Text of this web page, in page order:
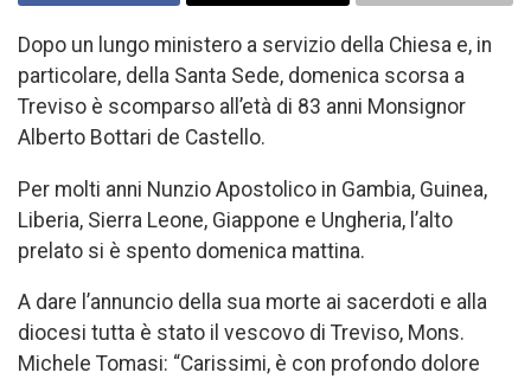
Dopo un lungo ministero a servizio della Chiesa e, in
particolare, della Santa Sede, domenica scorsa a
Treviso è scomparso all’età di 83 anni Monsignor
Alberto Bottari de Castello.
Per molti anni Nunzio Apostolico in Gambia, Guinea,
Liberia, Sierra Leone, Giappone e Ungheria, l’alto
prelato si è spento domenica mattina.
A dare l’annuncio della sua morte ai sacerdoti e alla
diocesi tutta è stato il vescovo di Treviso, Mons.
Michele Tomasi: “Carissimi, è con profondo dolore